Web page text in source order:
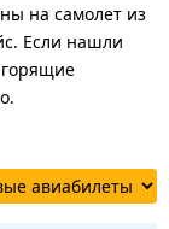
на самолет из
Если нашли